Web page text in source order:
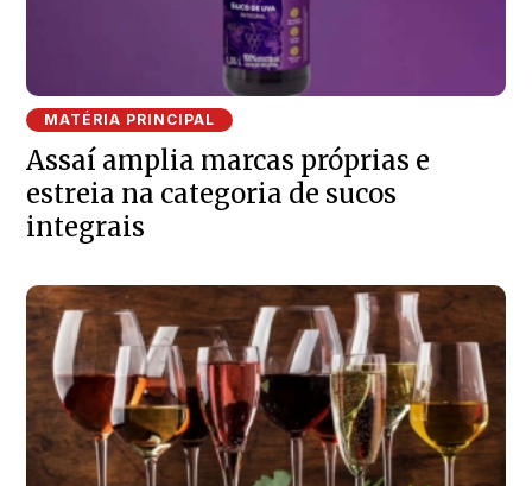
MATÉRIA PRINCIPAL
Assaí amplia marcas próprias e
estreia na categoria de sucos
integrais